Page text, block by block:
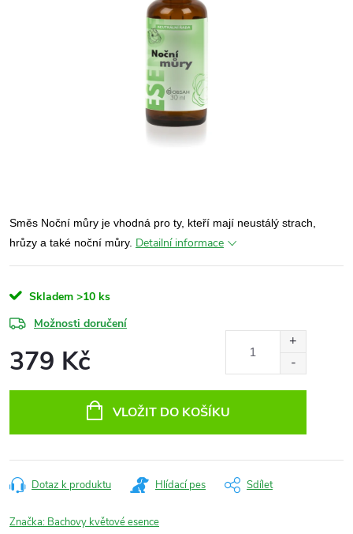
Směs Noční můry je vhodná pro ty, kteří mají neustálý strach,
hrůzy a také noční můry. Detailní informace
Skladem >10 ks
Možnosti doručení
379 Kč
VLOŽIT DO KOŠÍKU
Dotaz k produktu Hlídací pes Sdílet
Značka: Bachovy květové esence